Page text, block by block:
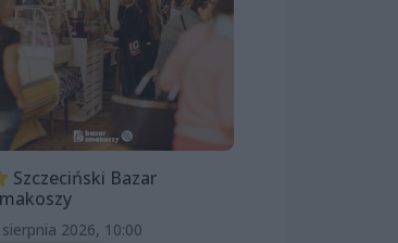
Szczeciński Bazar
2026, 10:00